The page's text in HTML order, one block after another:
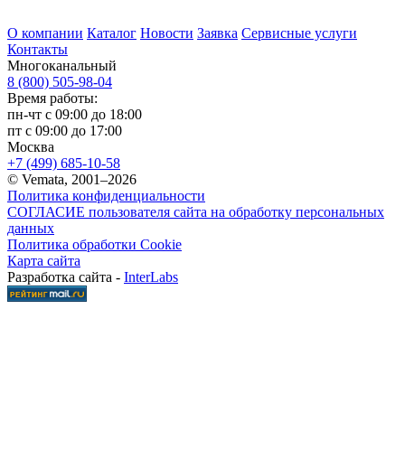
О компании Каталог Новости Заявка Сервисные услуги
Контакты
Многоканальный
8 (800) 505-98-04
Время работы:
пн-чт с 09:00 до 18:00
пт с 09:00 до 17:00
Москва
+7 (499) 685-10-58
© Vemata, 2001–2026
Политика конфиденциальности
СОГЛАСИЕ пользователя сайта на обработку персональных
данных
Политика обработки Cookie
Карта сайта
Разработка сайта - InterLabs